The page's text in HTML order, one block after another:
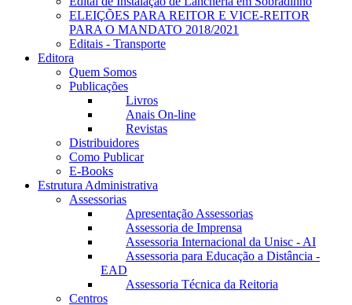
ELEIÇÕES PARA REITOR E VICE-REITOR
PARA O MANDATO 2018/2021
Editais - Transporte
Editora
Quem Somos
Publicações
Livros
Anais On-line
Revistas
Distribuidores
Como Publicar
E-Books
Estrutura Administrativa
Assessorias
Apresentação Assessorias
Assessoria de Imprensa
Assessoria Internacional da Unisc - AI
Assessoria para Educação a Distância -
EAD
Assessoria Técnica da Reitoria
Centros